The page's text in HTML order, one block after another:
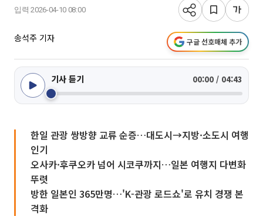
입력 2026-04-10 08:00
송석주 기자 구글 선호매체 추가
기사 듣기 00:00 / 04:43
한일 관광 쌍방향 교류 순증…대도시→지방·소도시 여행
인기
오사카·후쿠오카 넘어 시코쿠까지…일본 여행지 다변화
뚜렷
방한 일본인 365만명…'K-관광 로드쇼'로 유치 경쟁 본
격화